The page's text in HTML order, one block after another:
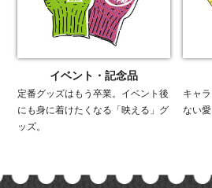
イベント・記念品
定番グッズはもう卒業。イベント後
にも身に着けたくなる「映える」グ
ッズ。
キャ
ない愛